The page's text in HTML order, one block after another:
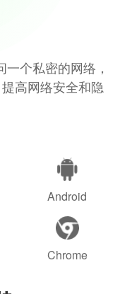
个私密的网络，
高网络安全和隐
Android
Chrome